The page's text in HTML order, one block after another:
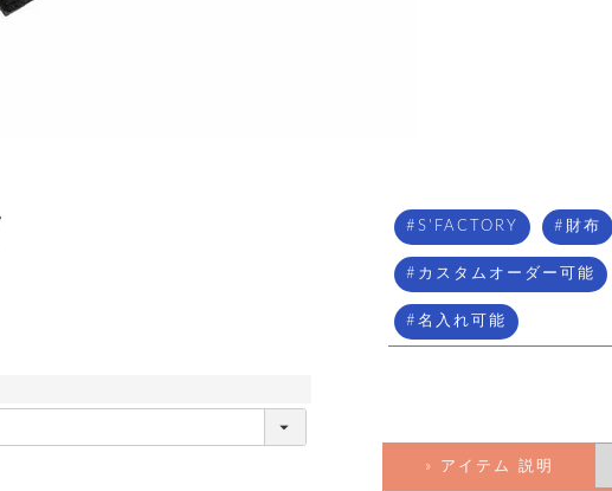
S'FACTORY 財布
カスタムオーダー可能
名入れ可能
» アイテム 説明